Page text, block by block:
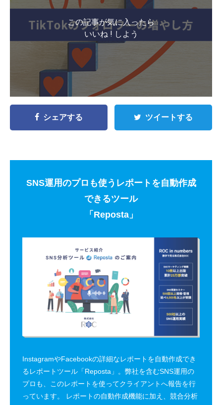
この記事が気に入ったら
いいね ! しよう
シェアする ツイートする
SNS運用のプロも使うレポートを自動作成
できるツール
「Reposta」
InstagramやFacebookの詳細なレポートを自動作成でき
るレポートツール「Reposta」。弊社を含むSNS運用の
プロも、このレポートを使ってクライアントへ報告を行
っています。 レポートの自動作成機能に加え、競合分析